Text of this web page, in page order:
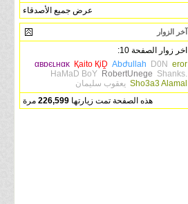
عرض جميع الأصدقاء
آخر الزوار
اخر زوار الصفحة 10:
αвɒєʟнαĸ Қaito ҚiḒ Abժullah D0N eror
HaMaD BoY RobertUnege Shanks.
Sho3a3 Alamal يعقوب سليمان
هذه الصفحة تمت زيارتها 226,599 مرة